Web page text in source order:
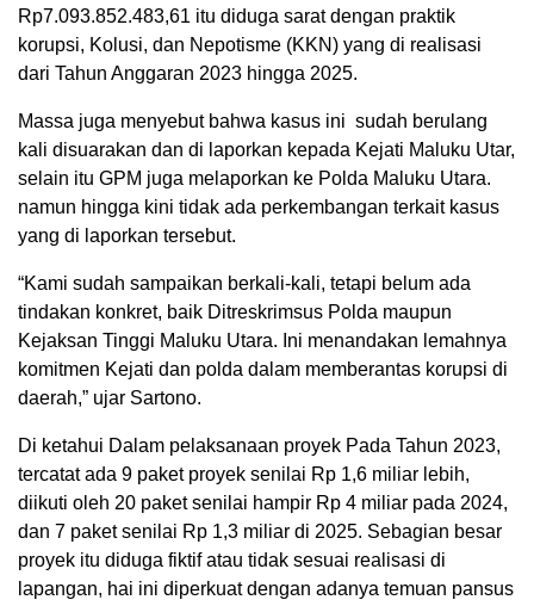
Rp7.093.852.483,61 itu diduga sarat dengan praktik
korupsi, Kolusi, dan Nepotisme (KKN) yang di realisasi
dari Tahun Anggaran 2023 hingga 2025.
Massa juga menyebut bahwa kasus ini sudah berulang
kali disuarakan dan di laporkan kepada Kejati Maluku Utar,
selain itu GPM juga melaporkan ke Polda Maluku Utara.
namun hingga kini tidak ada perkembangan terkait kasus
yang di laporkan tersebut.
“Kami sudah sampaikan berkali-kali, tetapi belum ada
tindakan konkret, baik Ditreskrimsus Polda maupun
Kejaksan Tinggi Maluku Utara. Ini menandakan lemahnya
komitmen Kejati dan polda dalam memberantas korupsi di
daerah,” ujar Sartono.
Di ketahui Dalam pelaksanaan proyek Pada Tahun 2023,
tercatat ada 9 paket proyek senilai Rp 1,6 miliar lebih,
diikuti oleh 20 paket senilai hampir Rp 4 miliar pada 2024,
dan 7 paket senilai Rp 1,3 miliar di 2025. Sebagian besar
proyek itu diduga fiktif atau tidak sesuai realisasi di
lapangan, hai ini diperkuat dengan adanya temuan pansus